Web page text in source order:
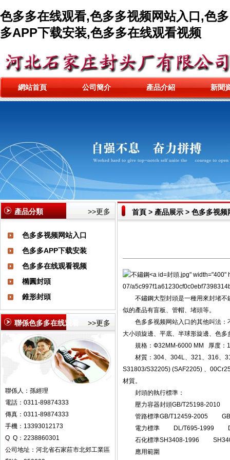
色多多在线观看,色多多视频网站入口,色多
多APP下载安装,色多多在线观看视频
網站首頁 公司簡介 產品介紹 新聞
>>更多
產品分類
色多多视频网站入口
色多多APP下载安装
色多多在线观看视频
橢圓封頭
錐形封頭
>>更多
聯係色多多在线观看
聯係人：孫經理
電話：0311-89874333
傳真：0311-89874333
手機：13393012173
Q Q：2238860301
公司地址：河北省石家莊市北郊工業區
首頁 > 產品展示 > 色多多视频
封頭.jpg" width="400"
07/
不鏽鋼大型封頭是一種用來封堵不
似的產品有盲板、管帽、堵頭等
色多多视频网站入口的其他叫法：
大小頭旋邊、平底、半球形旋邊、 色多
規格：Ф32MM-6000 MM
厚度：
材質：304、304L、321、316、
S31803/S32205) (SAF2205) 、
材質。
封頭的執行標準：
壓力容器封頭GB/T25198-
管路標準GB/T12459-2005
電力標準 DL/T695-1999
石化標準SH3408-1996
應用範圍